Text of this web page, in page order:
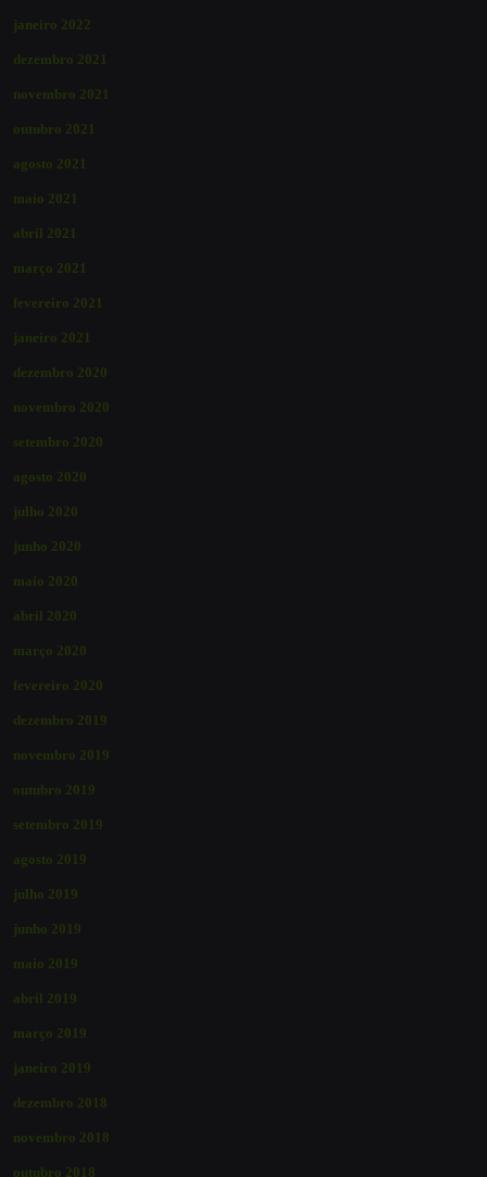
janeiro 2022
dezembro 2021
novembro 2021
outubro 2021
agosto 2021
maio 2021
abril 2021
março 2021
fevereiro 2021
janeiro 2021
dezembro 2020
novembro 2020
setembro 2020
agosto 2020
julho 2020
junho 2020
maio 2020
abril 2020
março 2020
fevereiro 2020
dezembro 2019
novembro 2019
outubro 2019
setembro 2019
agosto 2019
julho 2019
junho 2019
maio 2019
abril 2019
março 2019
janeiro 2019
dezembro 2018
novembro 2018
outubro 2018